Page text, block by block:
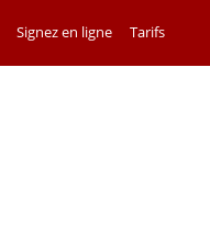
Signez en ligne Tarifs